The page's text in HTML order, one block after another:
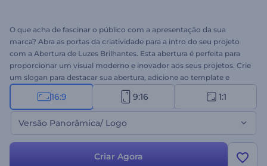
O que acha de fascinar o público com a apresentação da sua
marca? Abra as portas da criatividade para a intro do seu projeto
com a Abertura de Luzes Brilhantes. Esta abertura é perfeita para
proporcionar um visual moderno e inovador aos seus projetos. Crie
um slogan para destacar sua abertura, adicione ao template e
prepare-se para criar uma abertura impressionante para seu vídeo.
Ideal para comerciais de TV, aberturas de apresentações, intros de
canais e muito mais. Experimente agora mesmo!
16:9 9:16 1:1
Versão Panorâmica/ Logo
Criar Agora